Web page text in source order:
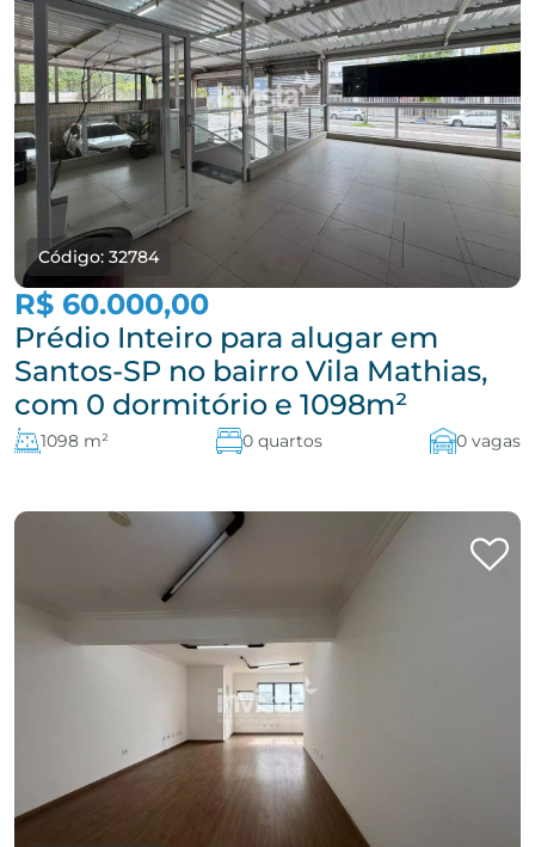
Código: 32784
R$ 60.000,00
Prédio Inteiro para alugar em
Santos-SP no bairro Vila Mathias,
com 0 dormitório e 1098m²
1098 m² 0 quartos 0 vagas